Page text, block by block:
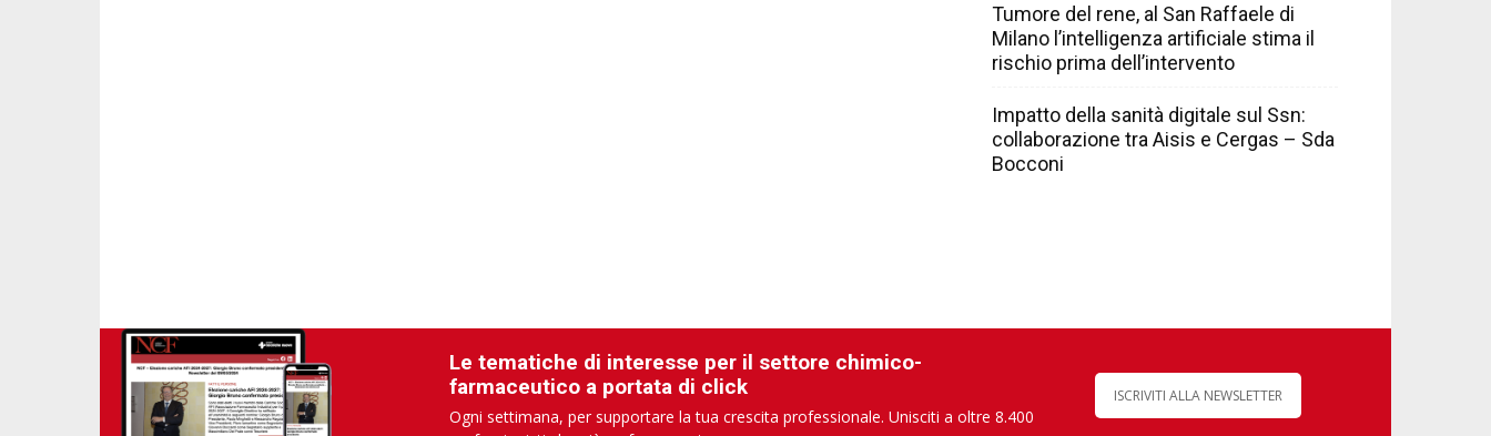
Tumore del rene, al San Raffaele di
Milano l’intelligenza artificiale stima il
rischio prima dell’intervento
Impatto della sanità digitale sul Ssn:
collaborazione tra Aisis e Cergas – Sda
Bocconi
Le tematiche di interesse per il settore chimico-
farmaceutico a portata di click
Ogni settimana, per supportare la tua crescita professionale. Unisciti a oltre 8.400
ISCRIVITI ALLA NEWSLETTER